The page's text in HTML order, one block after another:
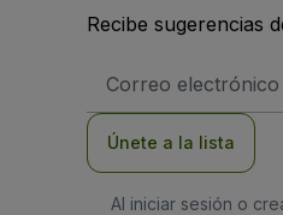
Recibe sugerencias
de
Únete a la lista
Al iniciar sesión o